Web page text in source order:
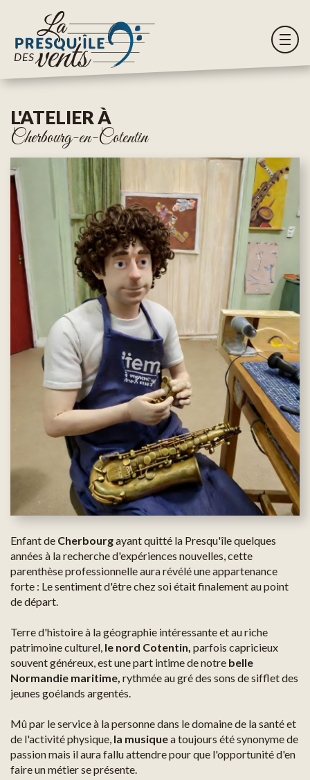
L'ATELIER À
Cherbourg-en-Cotentin
Enfant de Cherbourgayant quitté la Presqu'île quelques
années à la recherche d'expériences nouvelles, cette
parenthèse professionnelle aura révélé une appartenance
forte : Le sentiment d'être chez soi était finalement au point
de départ.
Terre d'histoire à la géographie intéressante et au riche
patrimoine culturel, le nord Cotentin, parfois capricieux
souvent généreux, est une part intime de notre belle
Normandie maritime, rythmée au gré des sons de sifflet des
jeunes goélands argentés.
Mû par le service à la personne dans le domaine de la santé et
de l'activité physique, la musiquea toujours été synonyme de
passion mais il aura fallu attendre pour que l'opportunité d'en
faire un métier se présente.